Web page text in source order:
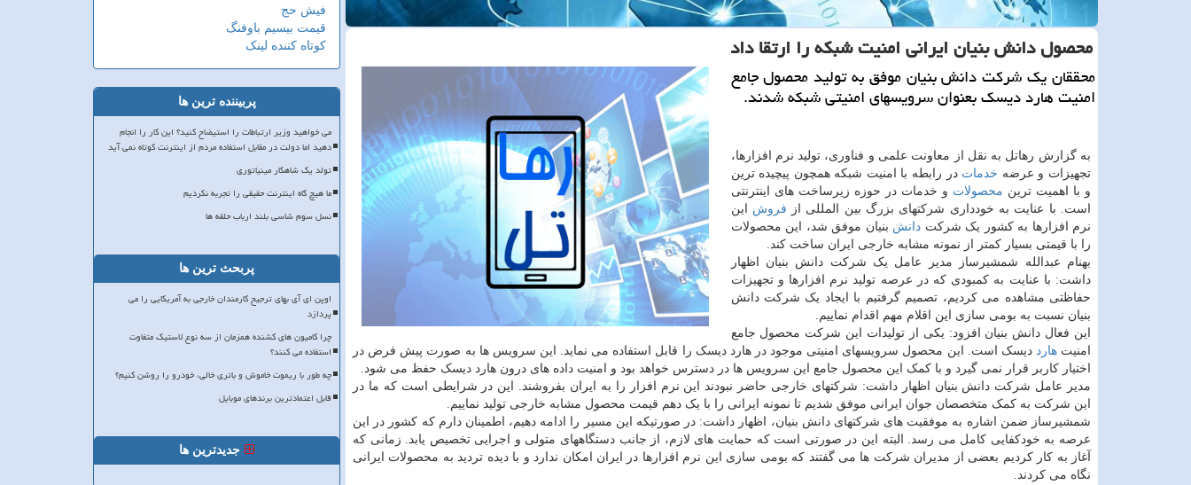
محصول دانش بنیان ایرانی امنیت شبكه را ارتقا داد
محققان یك شركت دانش بنیان موفق به تولید محصول جامع
امنیت هارد دیسك بعنوان سرویسهای امنیتی شبكه شدند.
به گزارش رهاتل به نقل از معاونت علمی و فناوری، تولید نرم افزارها،
تجهیزات و عرضه خدمات در رابطه با امنیت شبکه همچون پیچیده ترین
و با اهمیت ترین محصولات و خدمات در حوزه زیرساخت های اینترنتی
است. با عنایت به خودداری شرکتهای بزرگ بین المللی از فروش این
نرم افزارها به کشور یک شرکت دانش بنیان موفق شد، این محصولات
را با قیمتی بسیار کمتر از نمونه مشابه خارجی ایران ساخت کند.
بهنام عبدالله شمشیرساز مدیر عامل یک شرکت دانش بنیان اظهار
داشت: با عنایت به کمبودی که در عرصه تولید نرم افزارها و تجهیزات
حفاظتی مشاهده می کردیم، تصمیم گرفتیم با ایجاد یک شرکت دانش
بنیان نسبت به بومی سازی این اقلام مهم اقدام نماییم.
این فعال دانش بنیان افزود: یکی از تولیدات این شرکت محصول جامع
امنیتهارد دیسک است. این محصول سرویسهای امنیتی موجود در هارد دیسک را قابل استفاده می نماید. این سرویس ها به صورت پیش فرض در
اختیار کاربر قرار نمی گیرد و با کمک این محصول جامع این سرویس ها در دسترس خواهد بود و امنیت داده های درون هارد دیسک حفظ می شود.
مدیر عامل شرکت دانش بنیان اظهار داشت: شرکتهای خارجی حاضر نبودند این نرم افزار را به ایران بفروشند. این در شرایطی است که ما در
این شرکت به کمک متخصصان جوان ایرانی موفق شدیم تا نمونه ایرانی را با یک دهم قیمت محصول مشابه خارجی تولید نماییم.
شمشیرساز ضمن اشاره به موفقیت های شرکتهای دانش بنیان، اظهار داشت: در صورتیکه این مسیر را ادامه دهیم، اطمینان دارم که کشور در این
عرصه به خودکفایی کامل می رسد. البته این در صورتی است که حمایت های لازم، از جانب دستگاههای متولی و اجرایی تخصیص یابد. زمانی که
آغاز به کار کردیم بعضی از مدیران شرکت ها می گفتند که بومی سازی این نرم افزارها در ایران امکان ندارد و با دیده تردید به محصولات ایرانی
نگاه می کردند.
فیش حج
قیمت بیسیم باوفنگ
کوتاه کننده لینک
پربیننده ترین ها
می خواهید وزیر ارتباطات را استیضاح کنید؟ این کار را انجام
دهید اما دولت در مقابل استفاده مردم از اینترنت کوتاه نمی آید
تولد یک شاهکار مینیاتوری
ما هیچ گاه اینترنت حقیقی را تجربه نکردیم
نسل سوم شاسی بلند ارباب حلقه ها
پربحث ترین ها
اوپن ای آی بهای ترجیح کارمندان خارجی به آمریکایی را می
پردازد
چرا کامیون های کشنده همزمان از سه نوع لاستیک متفاوت
استفاده می کنند؟
چه طور با ریموت خاموش و باتری خالی، خودرو را روشن کنیم؟
قابل اعتمادترین برندهای موبایل
جدیدترین ها